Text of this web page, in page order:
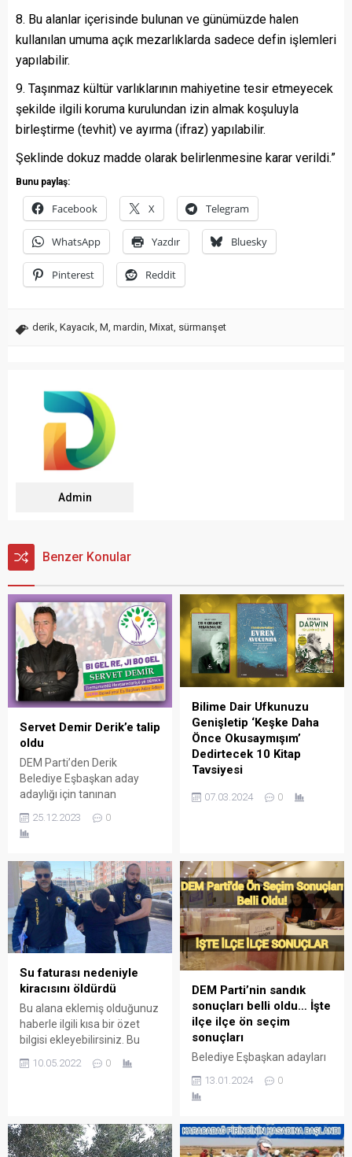
8. Bu alanlar içerisinde bulunan ve günümüzde halen
kullanılan umuma açık mezarlıklarda sadece defin işlemleri
yapılabilir.
9. Taşınmaz kültür varlıklarının mahiyetine tesir etmeyecek
şekilde ilgili koruma kurulundan izin almak koşuluyla
birleştirme (tevhit) ve ayırma (ifraz) yapılabilir.
Şeklinde dokuz madde olarak belirlenmesine karar verildi.”
Bunu paylaş:
Facebook X Telegram
WhatsApp Yazdır Bluesky
Pinterest Reddit
derik, Kayacık, M, mardin, Mixat, sürmanşet
Admin
Benzer Konular
Servet Demir Derik’e talip
oldu
DEM Parti’den Derik
Belediye Eşbaşkan aday
adaylığı için tanınan
başvurusunu yaptı.
25.12.2023 0
Bilime Dair Ufkunuzu
Genişletip ‘Keşke Daha
Önce Okusaymışım’
Dedirtecek 10 Kitap
Tavsiyesi
ve bakış açısını genişletmek
derledik. Şimdiden keyifli
okumalar!
07.03.2024 0
Su faturası nedeniyle
kiracısını öldürdü
Bu alana eklemiş olduğunuz
haberle ilgili kısa bir özet
bilgisi ekleyebilirsiniz. Bu
sayfasında "Özet"
şekilde gösterilir,
eklenmemişse bu alan boş
10.05.2022 0
DEM Parti’nin sandık
sonuçları belli oldu… İşte
ilçe ilçe ön seçim
sonuçları
Belediye Eşbaşkan adayları
ile belirleyecek olan DEM
Parti’de bugün yapılan ön
başladı.
13.01.2024 0